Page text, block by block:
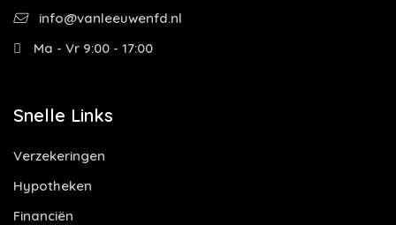
info@vanleeuwenfd.nl
Ma - Vr 9:00 - 17:00
Snelle Links
Verzekeringen
Hypotheken
Financiën